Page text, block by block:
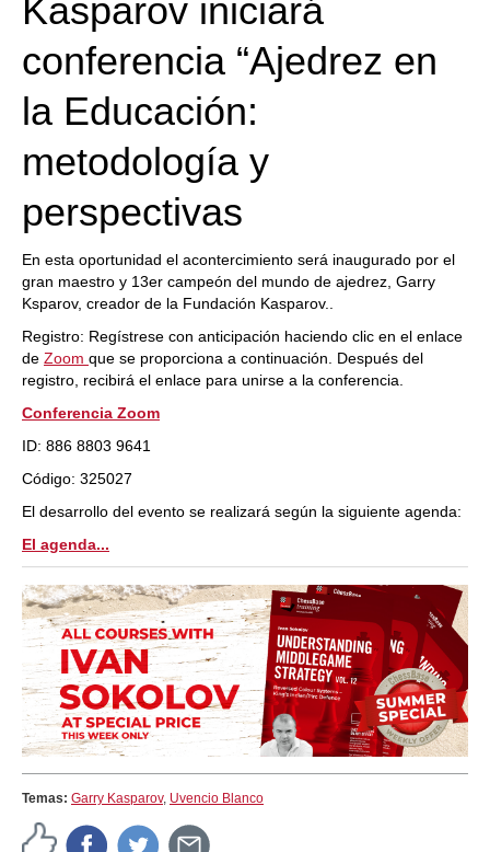
Kasparov iniciará
conferencia “Ajedrez en
la Educación:
metodología y
perspectivas
En esta oportunidad el acontercimiento será inaugurado por el
gran maestro y 13er campeón del mundo de ajedrez, Garry
Ksparov, creador de la Fundación Kasparov..
Registro: Regístrese con anticipación haciendo clic en el enlace
de Zoom que se proporciona a continuación. Después del
registro, recibirá el enlace para unirse a la conferencia.
Conferencia Zoom
ID: 886 8803 9641
Código: 325027
El desarrollo del evento se realizará según la siguiente agenda:
El agenda...
Temas: Garry Kasparov, Uvencio Blanco